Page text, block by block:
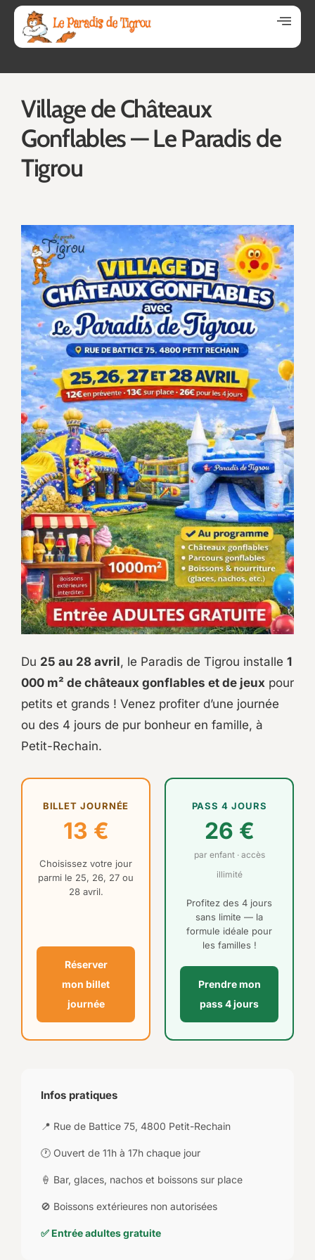
Village de Châteaux
Gonflables — Le Paradis de
Tigrou
Du 25 au 28 avril, le Paradis de Tigrou installe 1
000 m² de châteaux gonflables et de jeux pour
petits et grands ! Venez profiter d’une journée
ou des 4 jours de pur bonheur en famille, à
Petit-Rechain.
BILLET JOURNÉE
13 €
Choisissez votre jour
parmi le 25, 26, 27 ou
28 avril.
Réserver
mon billet
journée
PASS 4 JOURS
26 €
par enfant · accès
illimité
Profitez des 4 jours
sans limite — la
formule idéale pour
les familles !
Prendre mon
pass 4 jours
Infos pratiques
📍 Rue de Battice 75, 4800 Petit-Rechain
🕐 Ouvert de 11h à 17h chaque jour
🍦 Bar, glaces, nachos et boissons sur place
🚫 Boissons extérieures non autorisées
✅ Entrée adultes gratuite